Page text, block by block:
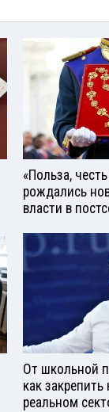
«Польза,
рождались
власти в
От школьной
как
реальном